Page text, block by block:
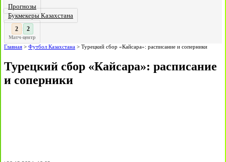
Прогнозы
Букмекеры Казахстана
3 : 2
Матч-центр
Главная > Футбол Казахстана > Турецкий сбор «Кайсара»: расписание и соперники
Турецкий сбор «Кайсара»: расписание
и соперники